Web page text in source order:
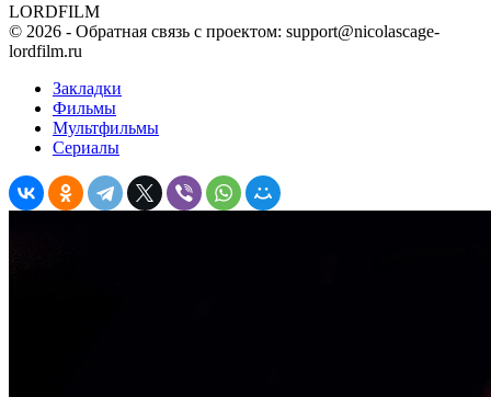
LORDFILM
© 2026 - Обратная связь с проектом: support@nicolascage-
lordfilm.ru
Закладки
Фильмы
Мультфильмы
Сериалы